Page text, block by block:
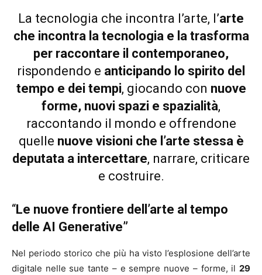
La tecnologia che incontra l’arte, l’arte
che incontra la tecnologia e la trasforma
per raccontare il contemporaneo,
rispondendo e anticipando lo spirito del
tempo e dei tempi, giocando con nuove
forme, nuovi spazi e spazialità,
raccontando il mondo e offrendone
quelle nuove visioni che l’arte stessa è
deputata a intercettare, narrare, criticare
e costruire.
“Le nuove frontiere dell’arte al tempo
delle AI Generative”
Nel periodo storico che più ha visto l’esplosione dell’arte
digitale nelle sue tante – e sempre nuove – forme, il 29